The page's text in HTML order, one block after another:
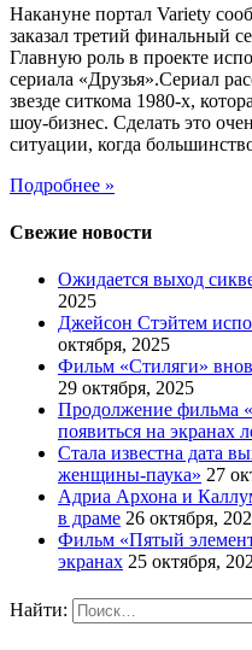
Накануне портал Variety
заказал третий финальный
Главную роль в проекте
сериала «Друзья».Сериал
звезде ситкома 1980-х,
шоу-бизнес. Сделать это
ситуации, когда
Подробнее »
Свежие новости
Ожидается выход
2025
Джейсон Стэйтем
октября, 2025
Фильм «Стиляги»
29 октября, 2025
Продолжение фильма
появиться на экранах
Стала известна дата
женщины-паука» 27
Адриа Архона и
в драме 26 октября,
Фильм «Пятый
экранах 25 октября,
Найти: